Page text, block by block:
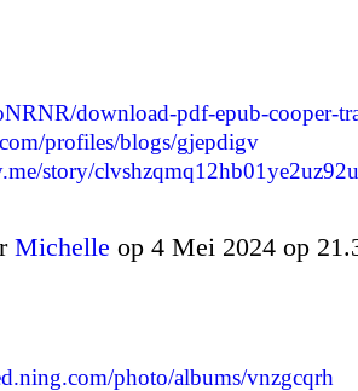
download-pdf-epub-cooper-
profiles/blogs/gjepdigv
story/
Michelle op 4 Mei 2024 op
photo/albums/vnzgcqrh